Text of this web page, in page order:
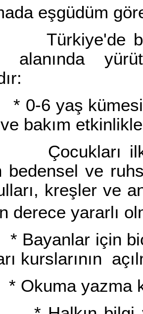
eşgüdüm
büyük
alanında
yaş
bakım
ilkokul
bedensel ve
kreşler ve
derece yararlı
için biçki,
kurslarının
yazma